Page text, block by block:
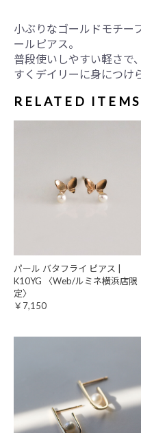
小ぶりなゴールドモチー
ールピアス。
普段使いしやすい軽さで
すくデイリーに身につけ
RELATED ITEMS
パール バタフライ ピアス |
K10YG 〈Web/ルミネ横浜店限
定〉
￥7,150